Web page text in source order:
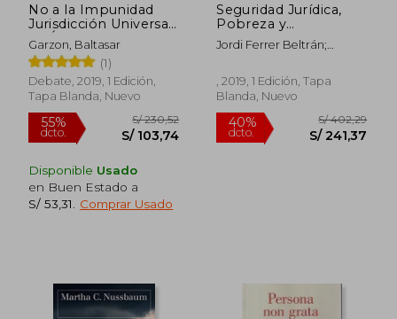
55%
dcto.
S/ 156,07
S/ 70,23
40%
dcto.
No a la Impunidad
Jurisdicción Universal,
La Última Esperanza
de Las Victimas / No
Impunity
Garzon, Baltasar
(1)
Debate, 2019, 1 Edición,
Tapa Blanda, Nuevo
Disponible Usado
en Buen Estado a
S/ 53,31
Comprar Usado
Seguridad Jurídica,
Pobreza y
Corrupción en
Iberoamérica
Jordi Ferrer Beltrán;
Blanco
, 2019, 1 Edición, Tapa
Blanda, Nuevo